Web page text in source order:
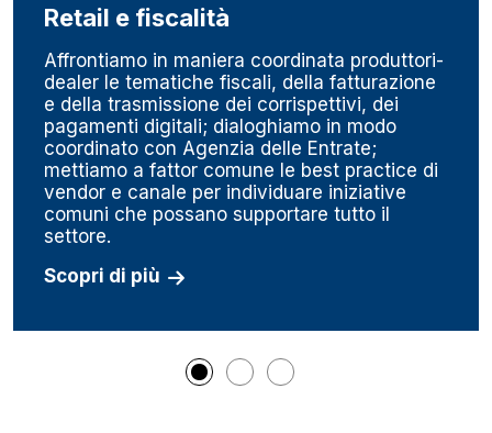
Retail e fiscalità
Affrontiamo in maniera coordinata produttori-
dealer le tematiche fiscali, della fatturazione
e della trasmissione dei corrispettivi, dei
pagamenti digitali; dialoghiamo in modo
coordinato con Agenzia delle Entrate;
mettiamo a fattor comune le best practice di
vendor e canale per individuare iniziative
comuni che possano supportare tutto il
settore.
Scopri di più